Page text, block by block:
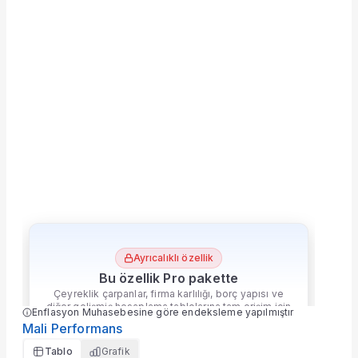
Ayrıcalıklı özellik
Bu özellik Pro pakette
Çeyreklik çarpanlar, firma karlılığı, borç yapısı ve
diğer gelişmiş hesaplama tablolarına tam erişim için
Pro paketine geçin.
çok daha fazlası
Enflasyon Muhasebesine göre endeksleme yapılmıştır
Mali Performans
Tablo Grafik